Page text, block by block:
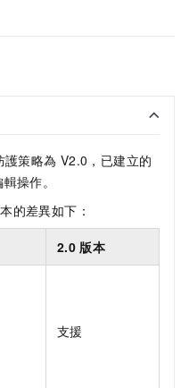
護策略為 V2.0，已建立的
操作。
的差異如下：
2.0 版本
支援